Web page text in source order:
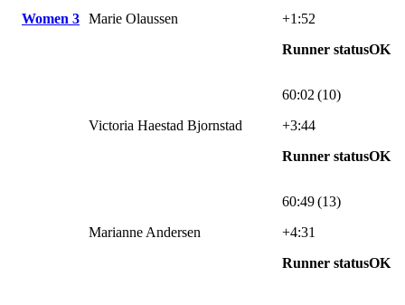
Women 3 Marie Olaussen
+1:52
Runner statusOK
Victoria Haestad Bjornstad
60:02 (10)
+3:44
Runner statusOK
Marianne Andersen
60:49 (13)
+4:31
Runner statusOK